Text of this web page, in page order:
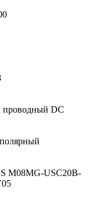
проводный DC
M08MG-USC20B-